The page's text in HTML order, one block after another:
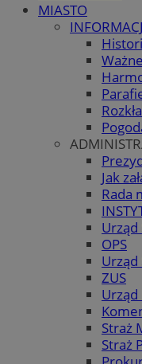
MIASTO
Jak
Rada
Urząd
OPS
ZUS
Urząd
Straż
Straż